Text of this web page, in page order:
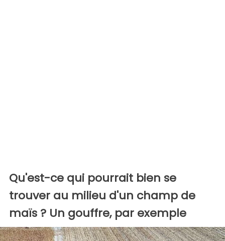
Qu'est-ce qui pourrait bien se
trouver au milieu d'un champ de
maïs ? Un gouffre, par exemple